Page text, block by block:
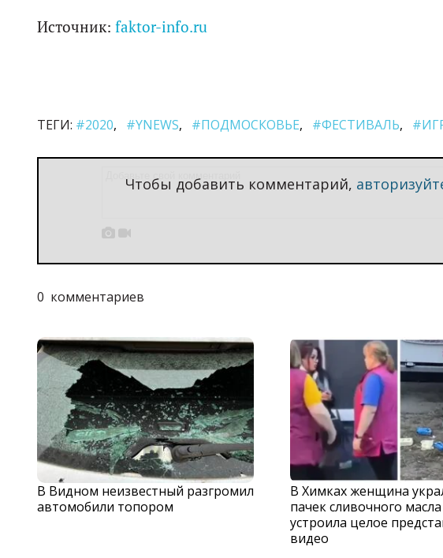
Источник: faktor-info.ru
ТЕГИ: #2020 #YNEWS #ПОДМОСКОВЬЕ #ФЕСТИВАЛЬ
Чтобы добавить комментарий,
 
0 комментариев
В Видном неизвестный разгромил
автомобили топором
В Химках женщина
пачек сливочного
устроила целое
видео